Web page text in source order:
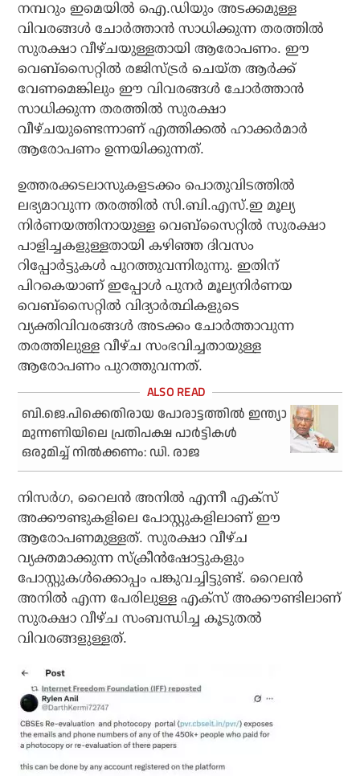
നമ്പറും ഇമെയില്‍ ഐ.ഡിയും അടക്കമുള്ള
വിവരങ്ങള്‍ ചോര്‍ത്താന്‍ സാധിക്കുന്ന തരത്തില്‍
സുരക്ഷാ വീഴ്ചയുള്ളതായി ആരോപണം. ഈ
വെബ്‌സൈറ്റില്‍ രജിസ്ട്രര്‍ ചെയ്ത ആര്‍ക്ക്
വേണമെങ്കിലും ഈ വിവരങ്ങള്‍ ചോര്‍ത്താന്‍
സാധിക്കുന്ന തരത്തില്‍ സുരക്ഷാ
വീഴ്ചയുണ്ടെന്നാണ് എത്തിക്കല്‍ ഹാക്കര്‍മാര്‍
ആരോപണം ഉന്നയിക്കുന്നത്‌.
ഉത്തരക്കടലാസുകളടക്കം പൊതുവിടത്തില്‍
ലഭ്യമാവുന്ന തരത്തില്‍ സി.ബി.എസ്.ഇ മൂല്യ
നിര്‍ണയത്തിനായുള്ള വെബ്‌സൈറ്റില്‍ സുരക്ഷാ
പാളിച്ചകളുള്ളതായി കഴിഞ്ഞ ദിവസം
റിപ്പോര്‍ട്ടുകള്‍ പുറത്തുവന്നിരുന്നു. ഇതിന്
പിറകെയാണ് ഇപ്പോള്‍ പുനര്‍ മൂല്യനിര്‍ണയ
വെബ്‌സൈറ്റില്‍ വിദ്യാര്‍ത്ഥികളുടെ
വ്യക്തിവിവരങ്ങള്‍ അടക്കം ചോര്‍ത്താവുന്ന
തരത്തിലുള്ള വീഴ്ച സംഭവിച്ചതായുള്ള
ആരോപണം പുറത്തുവന്നത്.
ബി.ജെ.പിക്കെതിരായ പോരാട്ടത്തില്‍ ഇന്ത്യാ
മുന്നണിയിലെ പ്രതിപക്ഷ പാര്‍ട്ടികള്‍
ഒരുമിച്ച് നില്‍ക്കണം: ഡി. രാജ
നിസര്‍ഗ, റൈലന്‍ അനില്‍ എന്നീ എക്‌സ്
അക്കൗണ്ടുകളിലെ പോസ്റ്റുകളിലാണ് ഈ
ആരോപണമുള്ളത്. സുരക്ഷാ വീഴ്ച
വ്യക്തമാക്കുന്ന സ്‌ക്രീന്‍ഷോട്ടുകളും
പോസ്റ്റുകള്‍ക്കൊപ്പം പങ്കുവച്ചിട്ടുണ്ട്. റൈലന്‍
അനില്‍ എന്ന പേരിലുള്ള എക്‌സ് അക്കൗണ്ടിലാണ്
സുരക്ഷാ വീഴ്ച സംബന്ധിച്ച കൂടുതല്‍
വിവരങ്ങളുള്ളത്.